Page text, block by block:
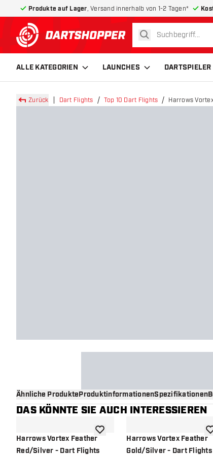
Produkte auf Lager , Versand innerhalb von 1-2 Tagen*
zurück zur Startseite
suchen
ALLE KATEGORIEN LAUNCHES DARTSPIELER
Zurück Dart Flights Top 10 Dart Flights Harrows
Ähnliche ProdukteProduktinformationenSpezifikationen
DAS KÖNNTE SIE AUCH INTERESSIEREN
Harrows Vortex Feather
Red/Silver - Dart Flights
Zur Wunschliste hinzufügen
Harrows Vortex Feather
Gold/Silver - Dart Flights